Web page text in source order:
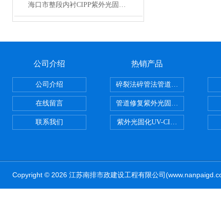
海口市整段内衬CIPP紫外光固化管道原位非开挖修复
公司介绍
公司介绍
在线留言
联系我们
热销产品
碎裂法碎管法管道修复技术
管道修复紫外光固化修复CIPP内
紫外光固化UV-CIPP修复管道非
Copyright © 2026 江苏南排市政建设工程有限公司